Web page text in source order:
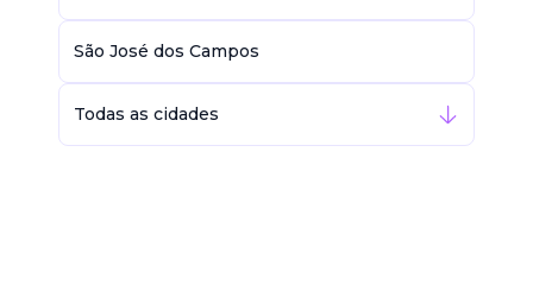
São José dos Campos
Todas as cidades